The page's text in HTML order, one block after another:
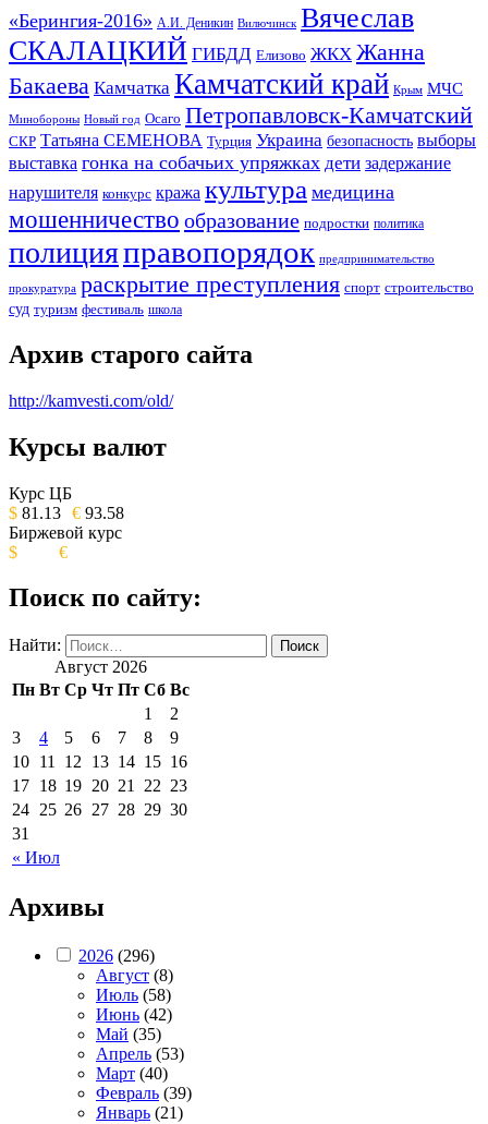
«Берингия-2016» А.И. Деникин Вилючинск Вячеслав
СКАЛАЦКИЙ ГИБДД Елизово ЖКХ Жанна
Бакаева Камчатка Камчатский край Крым МЧС
Минобороны Новый год Осаго Петропавловск-Камчатский
СКР Татьяна СЕМЕНОВА Турция Украина безопасность выборы
выставка гонка на собачьих упряжках дети задержание
нарушителя конкурс кража культура медицина
мошенничество образование подростки политика
полицияправопорядок предпринимательство
прокуратура раскрытие преступления спорт строительство
суд туризм фестиваль школа
Архив старого сайта
http://kamvesti.com/old/
ОБЩЕСТВЕННО-ПОЛИТИЧЕСКОЕ
ИЗДАНИЕ КАМЧАТСКОГО КРАЯ.
Курсы валют
Курс ЦБ
$ 81.13 € 93.58
Биржевой курс
$
€
Поиск по сайту:
Найти:
Август 2026
Пн Вт Ср Чт Пт Сб Вс
« Июл
1
2
3
4 5 6 7 8
9
10 11 12 13 14 15 16
17 18 19 20 21 22 23
24 25 26 27 28 29 30
31
Архивы
2026 (296)
Август (8)
Июль (58)
Июнь (42)
Май (35)
Апрель (53)
Март (40)
Февраль (39)
Январь (21)